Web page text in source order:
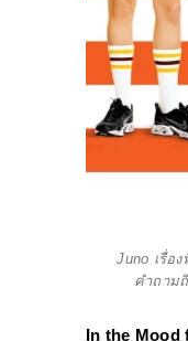
Juno เรื่อ
คำถาม
In the Mood